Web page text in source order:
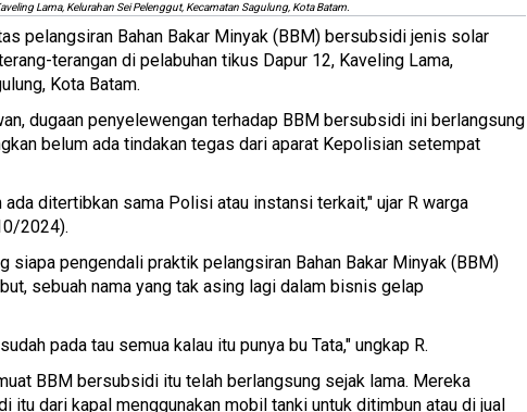
Lama, Kelurahan Sei Pelenggut, Kecamatan Sagulung, Kota Batam.
pelangsiran Bahan Bakar Minyak (BBM) bersubsidi jenis solar
terangan di pelabuhan tikus Dapur 12, Kaveling Lama,
Kota Batam.
dugaan penyelewengan terhadap BBM bersubsidi ini berlangsung
belum ada tindakan tegas dari aparat Kepolisian setempat
ditertibkan sama Polisi atau instansi terkait," ujar R warga
2024).
siapa pengendali praktik pelangsiran Bahan Bakar Minyak (BBM)
sebuah nama yang tak asing lagi dalam bisnis gelap
pada tau semua kalau itu punya bu Tata," ungkap R.
BBM bersubsidi itu telah berlangsung sejak lama. Mereka
itu dari kapal menggunakan mobil tanki untuk ditimbun atau di jual